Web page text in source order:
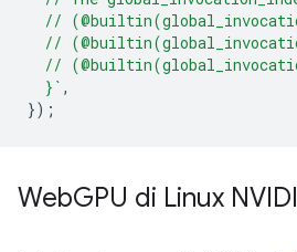
//
//
//
  }`
,
});
WebGPU di Linux